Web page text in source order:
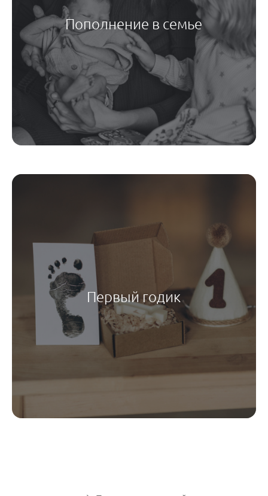
Пополнение в семье
Первый годик